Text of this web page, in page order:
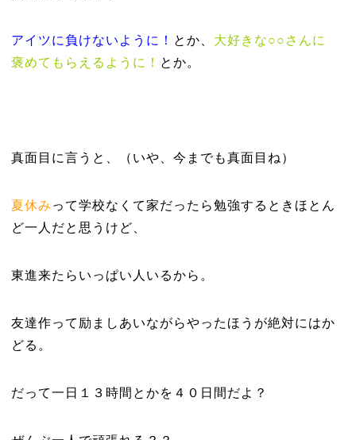
アイツに負けないように！ とか、 大好きな○○さんに
褒めてもらえるように！ とか。
真面目に言うと、（いや、今までも真面目ね）
夏休み って学校なくて家だったら勉強するときほとん
ど一人だと思うけど、
東進来たらいっぱい人いるから。
友達作って励ましあいながらやったほうが絶対にはか
どる。
だって一日１３時間とかを４０日間だよ？